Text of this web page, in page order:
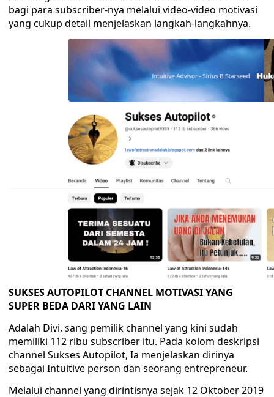
bagi para subscriber-nya melalui video-video motivasi
yang cukup detail menjelaskan langkah-langkahnya.
SUKSES AUTOPILOT CHANNEL MOTIVASI YANG
SUPER BEDA DARI YANG LAIN
Adalah Divi, sang pemilik channel yang kini sudah
memiliki 112 ribu subscriber itu. Pada kolom deskripsi
channel Sukses Autopilot, Ia menjelaskan dirinya
sebagai Intuitive person dan seorang entrepreneur.
Melalui channel yang dirintisnya sejak 12 Oktober 2019